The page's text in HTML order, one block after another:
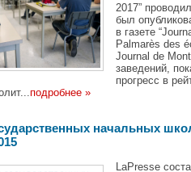
2017”
был
в газете
Palmarès des
Journal de
заведений,
прогресс в
подробнее »
начальных
LaPresse